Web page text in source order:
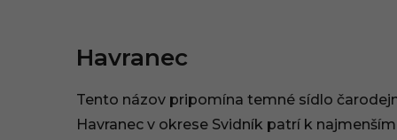
Havranec
Tento názov pripomína temné sídlo
Havranec v okrese Svidník patrí k